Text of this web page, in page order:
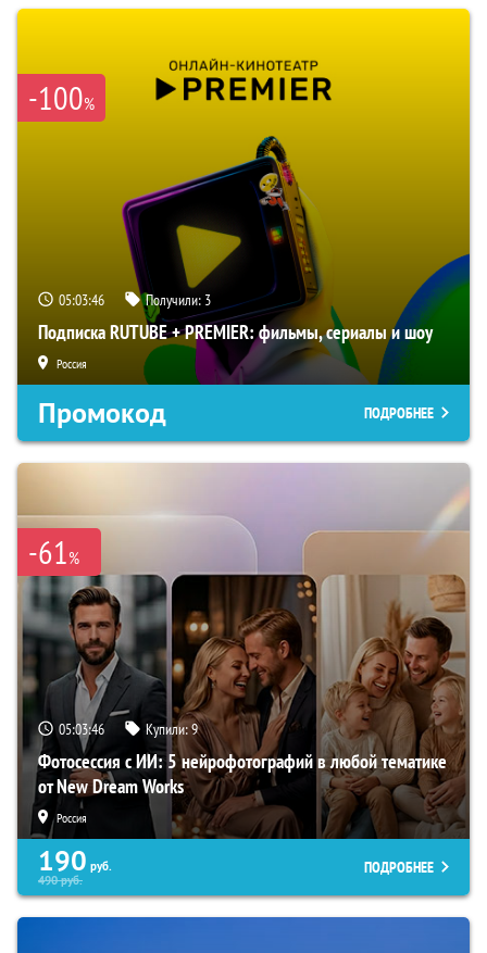
-100%
05:03:45 Получили: 3
Подписка RUTUBE + PREMIER: фильмы, сериалы и шоу
Россия
Промокод ПОДРОБНЕЕ
-61%
05:03:45 Купили:9
Фотосессия с ИИ: 5 нейрофотографий в любой тематике
от New Dream Works
Россия
190 руб.
490руб.
ПОДРОБНЕЕ